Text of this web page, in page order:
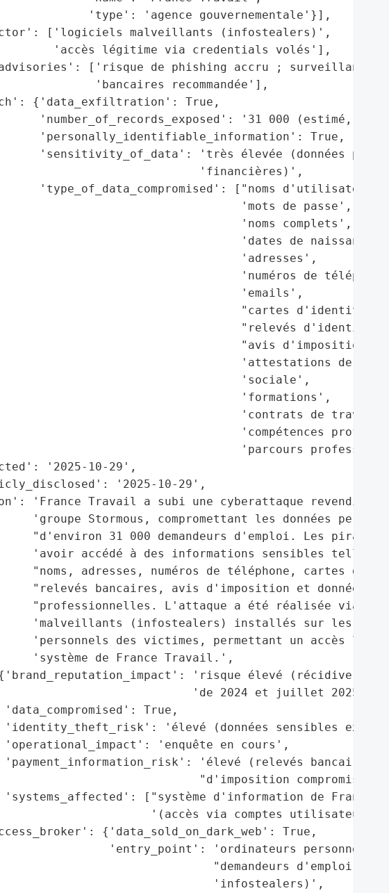
'type': 'agence gouvernementale'}],
['logiciels malveillants (infostealers)',
'accès légitime via credentials volés'],
['risque de phishing accru ; surveillance
'bancaires recommandée'],
{'data_exfiltration': True,
'number_of_records_exposed': '31 000 (estimé, non
'personally_identifiable_information': True,
'sensitivity_of_data': 'très élevée (données
'financières)',
'type_of_data_compromised': ["noms d'utilisateurs",
'mots de passe',
'noms complets',
'dates de naissance',
'adresses',
'numéros de
'emails',
"cartes d'identité",
"relevés d'identité
"avis d'imposition",
'attestations de
'sociale',
'formations',
'contrats de travail',
'compétences
'parcours
'2025-10-29',
'2025-10-29',
'France Travail a subi une cyberattaque
'groupe Stormous, compromettant les données
"d'environ 31 000 demandeurs d'emploi. Les pirates
'avoir accédé à des informations sensibles telles
"noms, adresses, numéros de téléphone, cartes
"relevés bancaires, avis d'imposition et données "
"professionnelles. L'attaque a été réalisée via des
'malveillants (infostealers) installés sur les
'personnels des victimes, permettant un accès
'système de France Travail.',
'risque élevé (récidive
'de 2024 et juillet 2025)',
True,
'élevé (données sensibles
'operational_impact': 'enquête en cours',
'élevé (relevés bancaires
"d'imposition compromis)",
["système d'information de France
'(accès via comptes utilisateurs
{'data_sold_on_dark_web': True,
'entry_point': 'ordinateurs personnels
"demandeurs d'emploi (via
'infostealers)',